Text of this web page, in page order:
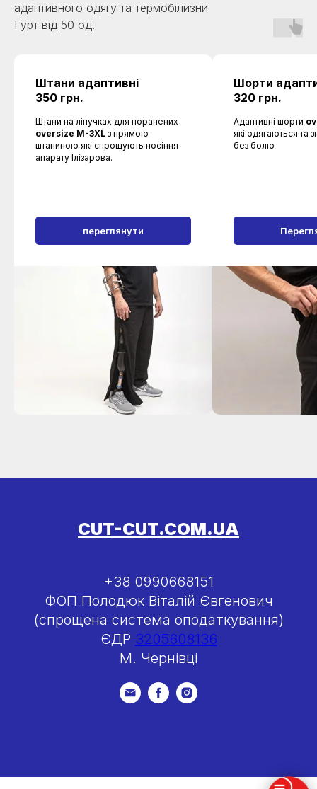
адаптивного одягу та термобілизни
Гурт від 50 од.
Штани адаптивні
350 грн.
Штани на ліпучках для поранених
oversize M-3XL з прямою
штаниною які спрощують носіння
апарату Ілізарова.
переглянути
Шорти
320 грн.
Адаптивні шорти
які одягаються та
без болю
CUT-CUT.COM.UA
+38 0990668151
ФОП Полодюк Віталій Євгенович
(спрощена система оподаткування)
ЄДР 3205608136
М. Чернівці